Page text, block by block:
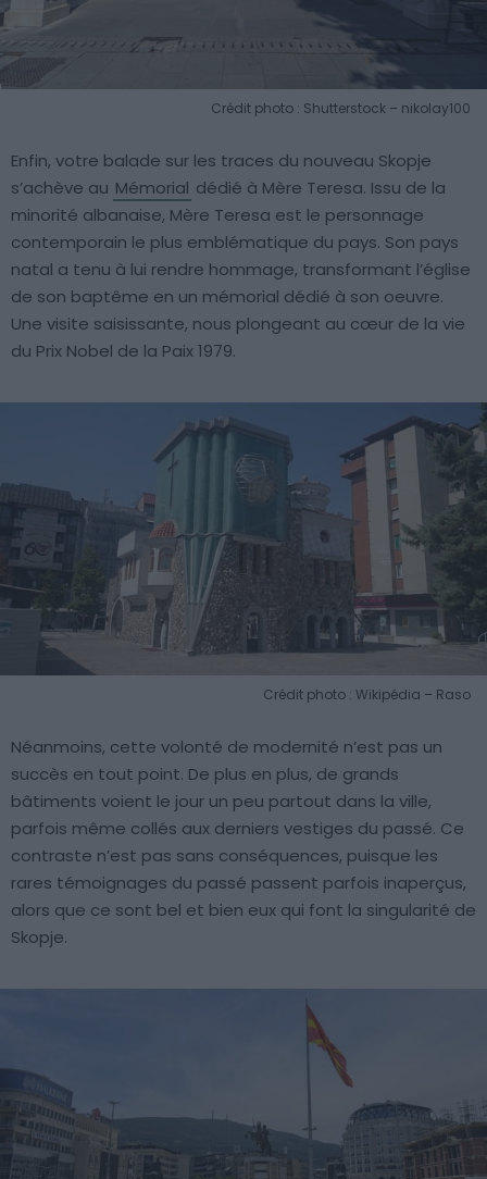
Crédit photo : Shutterstock – nikolay100
Enfin, votre balade sur les traces du nouveau Skopje
s’achève au Mémorial dédié à Mère Teresa. Issu de la
minorité albanaise, Mère Teresa est le personnage
contemporain le plus emblématique du pays. Son pays
natal a tenu à lui rendre hommage, transformant l’église
de son baptême en un mémorial dédié à son oeuvre.
Une visite saisissante, nous plongeant au cœur de la vie
du Prix Nobel de la Paix 1979.
Crédit photo : Wikipédia – Raso
Néanmoins, cette volonté de modernité n’est pas un
succès en tout point. De plus en plus, de grands
bâtiments voient le jour un peu partout dans la ville,
parfois même collés aux derniers vestiges du passé. Ce
contraste n’est pas sans conséquences, puisque les
rares témoignages du passé passent parfois inaperçus,
alors que ce sont bel et bien eux qui font la singularité de
Skopje.